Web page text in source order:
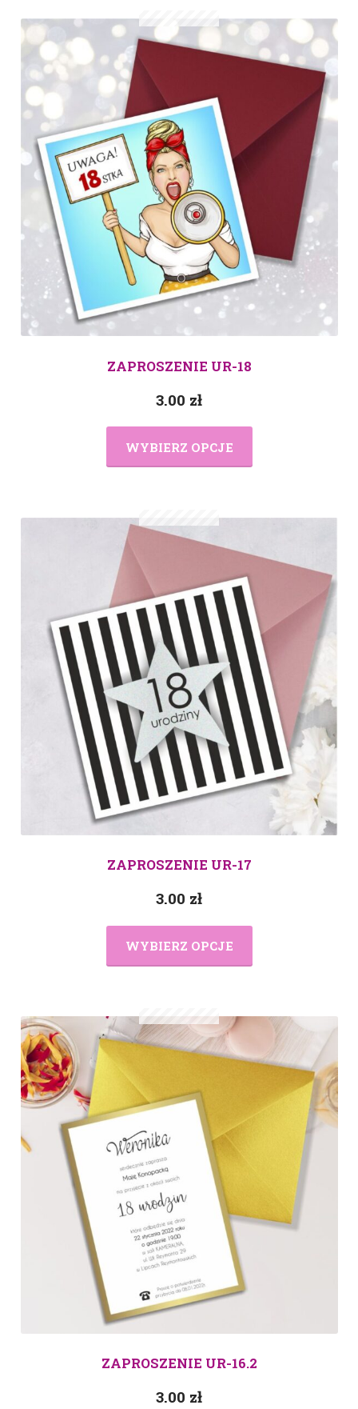
ZAPROSZENIE UR-18
3.00 zł
WYBIERZ OPCJE
ZAPROSZENIE UR-17
3.00 zł
WYBIERZ OPCJE
ZAPROSZENIE UR-16.2
3.00 zł